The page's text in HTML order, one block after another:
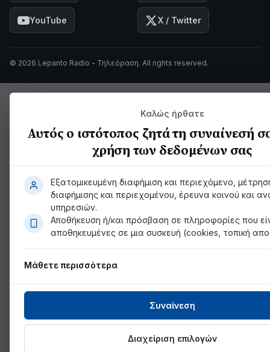
YouTube X / Twitter
© 2026 Lepanto Radio - Τηλεόραση. All rights reserved.
Καλώς ήρθατε
Αυτός ο ιστότοπος ζητά τη συναίνεσή
χρήση των δεδομένων σας
Εξατομικευμένη διαφήμιση και περιεχόμενο,
διαφήμισης και περιεχομένου, έρευνα κοινού και
υπηρεσιών.
Αποθήκευση ή/και πρόσβαση σε πληροφορίες που
αποθηκευμένες σε μια συσκευή (cookies, τοπική
Μάθετε περισσότερα
Διαχείριση επιλογών
Συναίνεση